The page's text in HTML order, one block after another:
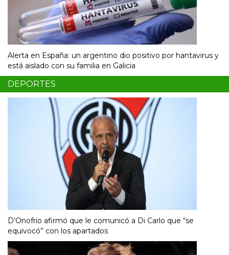
Alerta en España: un argentino dio positivo por hantavirus y
está aislado con su familia en Galicia
DEPORTES
D’Onofrio afirmó que le comunicó a Di Carlo que “se
equivocó” con los apartados